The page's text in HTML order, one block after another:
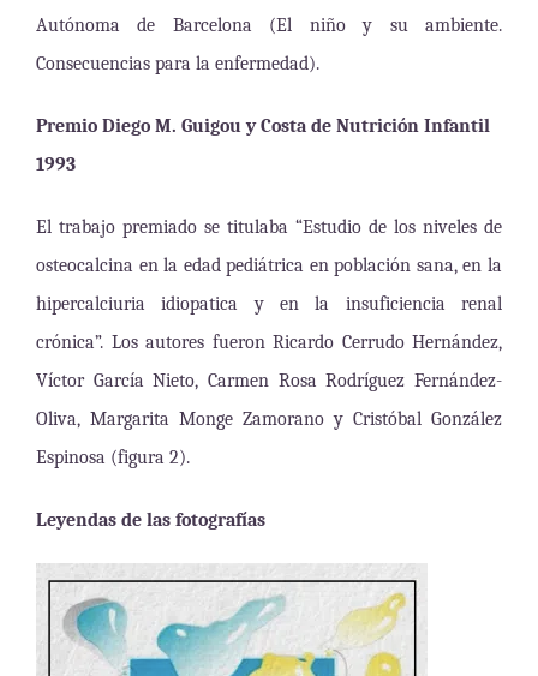
Autónoma de Barcelona (El niño y su ambiente.
Consecuencias para la enfermedad).
Premio Diego M. Guigou y Costa de Nutrición Infantil
1993
El trabajo premiado se titulaba “Estudio de los niveles de
osteocalcina en la edad pediátrica en población sana, en la
hipercalciuria idiopatica y en la insuficiencia renal
crónica”. Los autores fueron Ricardo Cerrudo Hernández,
Víctor García Nieto, Carmen Rosa Rodríguez Fernández-
Oliva, Margarita Monge Zamorano y Cristóbal González
Espinosa (figura 2).
Leyendas de las fotografías